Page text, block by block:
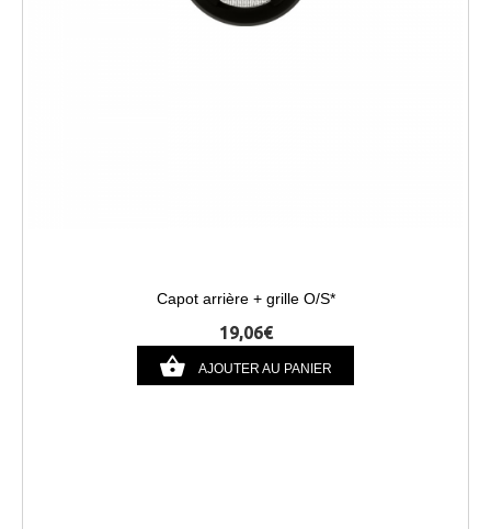
Capot arrière + grille O/S*
19,06€
AJOUTER AU PANIER